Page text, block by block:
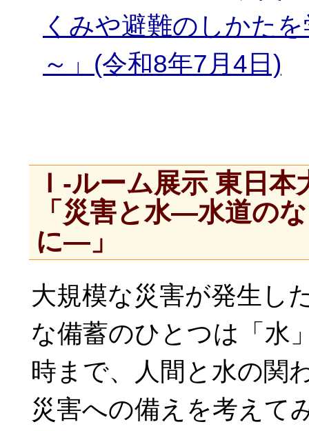
くみや避難のしかた
～」(令和8年7月4日)
Ｉ-ルーム展示 東日
「災害と水―水道の
に―」
大規模な災害が発生し
な備蓄のひとつは「水
時まで、人間と水の関
災害への備えを考えて